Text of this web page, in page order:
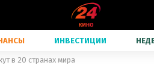
ИНВЕСТИЦИИ
в 20 странах мира